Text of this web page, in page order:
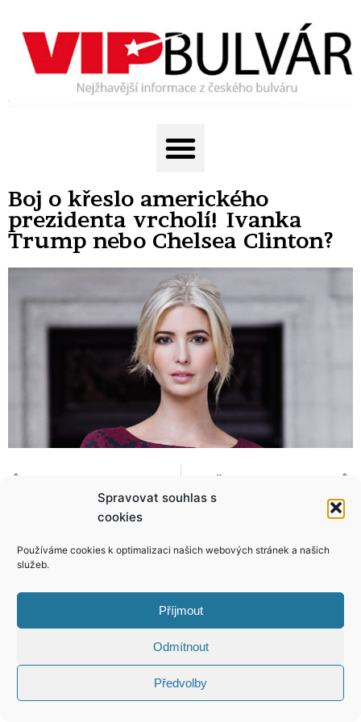
Spravovat souhlas s
cookies
Používáme cookies k optimalizaci našich webových stránek a našich
služeb.
Příjmout
Odmítnout
Předvolby
Boj o křeslo amerického
prezidenta vrcholí! Ivanka
Trump nebo Chelsea Clinton?
Copyright © 2026 VIP Bulvár, All Rights
Reserved